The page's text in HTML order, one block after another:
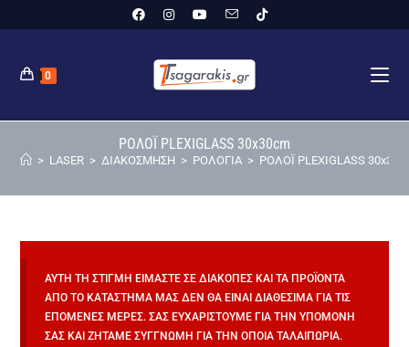
0
ΡΟΛΟΪ PLEXIGLASS 30x30cm
> LASER > ΔΙΑΚΟΣΜΗΣΗ > ΡΟΛΟΓΙΑ > ΡΟΛΟΪ PLEXIGLASS
ΑΥΤΉ ΤΗ ΣΤΙΓΜΉ ΕΊΜΑΣΤΕ ΣΕ ΔΙΑΚΟΠΈΣ ΚΑΙ ΤΑ ΠΡΟΪΌΝΤΑ
ΑΠΌ ΤΟ ΚΑΤΆΣΤΗΜΆ ΜΑΣ ΔΕΝ ΘΑ ΕΊΝΑΙ ΔΙΑΘΈΣΙΜΑ ΓΙΑ ΤΙΣ
ΕΠΌΜΕΝΕΣ ΜΈΡΕΣ. ΣΑΣ ΕΥΧΑΡΙΣΤΟΎΜΕ ΓΙΑ ΤΗΝ ΥΠΟΜΟΝΉ
ΣΑΣ ΚΑΙ ΖΗΤΆΜΕ ΣΥΓΓΝΏΜΗ ΓΙΑ ΤΗΝ ΌΠΟΙΑ ΤΑΛΑΙΠΩΡΊΑ.